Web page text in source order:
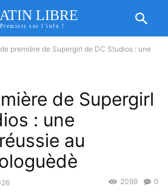
LIBRE
Premiers sur l'info !
première de Supergirl de DC Studios : une
de Supergirl
: une
au
0
2099